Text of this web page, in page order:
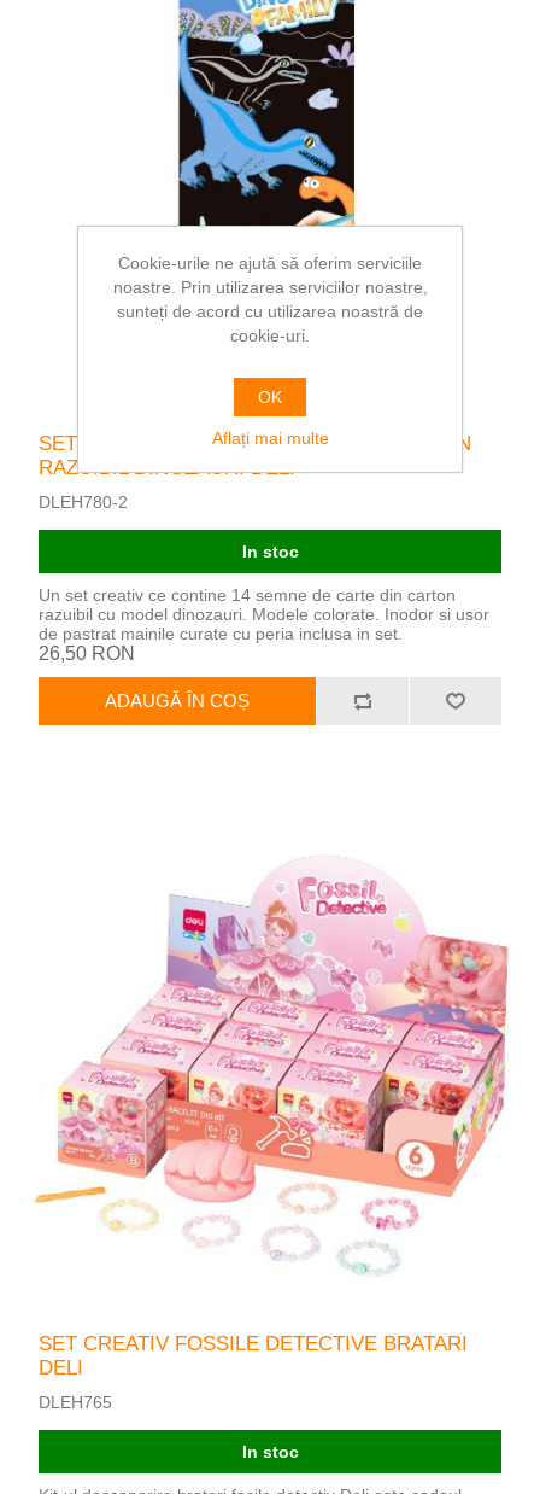
SET CREATIV 15 SEMNE DE CARTE CARTON
RAZUIBIL DINOZAURI DELI
DLEH780-2
In stoc
Un set creativ ce contine 14 semne de carte din carton
razuibil cu model dinozauri. Modele colorate. Inodor si usor
de pastrat mainile curate cu peria inclusa in set.
26,50 RON
ADAUGĂ ÎN COȘ
SET CREATIV FOSSILE DETECTIVE BRATARI
DELI
DLEH765
In stoc
Cookie-urile ne ajută să oferim serviciile
noastre. Prin utilizarea serviciilor noastre,
sunteți de acord cu utilizarea noastră de
cookie-uri.
OK
Aflați mai multe